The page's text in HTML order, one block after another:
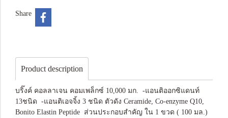
Share
Product description
บริ๊งค์ คอลลาเจน คอมเพล็กซ์ 10,000 มก. -แอนติออกซิแดนท์
13ชนิด -แอนติเอจจิ้ง 3 ชนิด ตัวดัง Ceramide, Co-enzyme Q10,
Bonito Elastin Peptide ส่วนประกอบสำคัญ ใน 1 ขวด ( 100 มล.)